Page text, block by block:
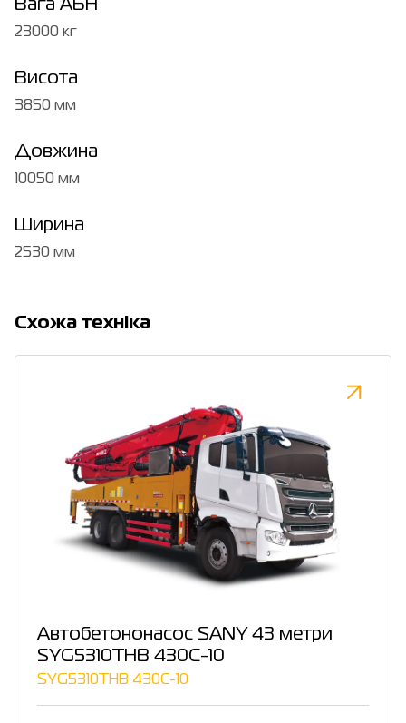
Вага АБН
23000 кг
Висота
3850 мм
Довжина
10050 мм
Ширина
2530 мм
Cхожа техніка
Автобетононасос SANY 43 метри
SYG5310THB 430C-10
SYG5310THB 430C-10